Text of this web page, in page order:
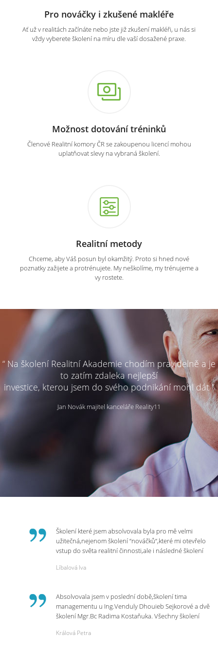
Pro nováčky i zkušené makléře
Ať už v realitách začínáte nebo jste již zkušení makléři, u nás si
vždy vyberete školení na míru dle vaší dosažené praxe.
Možnost dotování tréninků
Členové Realitní komory ČR se zakoupenou licencí mohou
uplatňovat slevy na vybraná školení.
Realitní metody
Chceme, aby Váš posun byl okamžitý. Proto si hned nové
poznatky zažijete a protrénujete. My neškolíme, my trénujeme a
vy rostete.
“ Na školení Realitní Akademie chodím pravidelně a je
to zatím zdaleka nejlepší
investice, kterou jsem do svého podnikání mohl dát ”
Jan Novák majitel kanceláře Reality11
Školení které jsem absolvovala byla pro mě velmi
užitečná,nejenom školení “nováčků“,které mi otevřelo
vstup do světa realitní činnosti,ale i následné školení
p.Vendulce která s nesmírnou lidskostí,přesto
potřebná školení,která Realitní Akademie umožňuje.
Líbalová Iva
Absolvovala jsem v poslední době,školení tima
managementu u Ing.Venduly Dhouieb Sejkorové a dvě
školení Mgr.Bc Radima Kostaňuka. Všechny školení
práci a na život.
Králová Petra